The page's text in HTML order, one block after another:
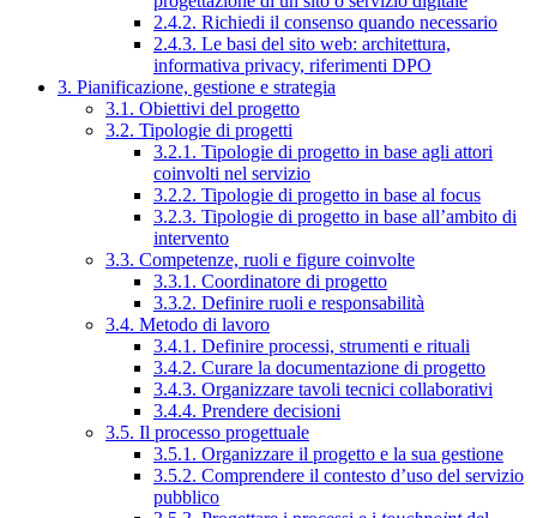
2.4.2. Richiedi il consenso quando necessario
2.4.3. Le basi del sito web: architettura,
informativa privacy, riferimenti DPO
3. Pianificazione, gestione e strategia
3.1. Obiettivi del progetto
3.2. Tipologie di progetti
3.2.1. Tipologie di progetto in base agli attori
coinvolti nel servizio
3.2.2. Tipologie di progetto in base al focus
3.2.3. Tipologie di progetto in base all’ambito di
intervento
3.3. Competenze, ruoli e figure coinvolte
3.3.1. Coordinatore di progetto
3.3.2. Definire ruoli e responsabilità
3.4. Metodo di lavoro
3.4.1. Definire processi, strumenti e rituali
3.4.2. Curare la documentazione di progetto
3.4.3. Organizzare tavoli tecnici collaborativi
3.4.4. Prendere decisioni
3.5. Il processo progettuale
3.5.1. Organizzare il progetto e la sua gestione
3.5.2. Comprendere il contesto d’uso del servizio
pubblico